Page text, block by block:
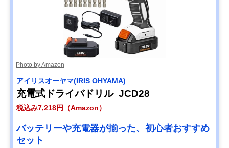
Photo by Amazon
アイリスオーヤマ(IRIS OHYAMA)
充電式ドライバドリル JCD28
税込み7,218円（Amazon）
バッテリーや充電器が揃った、初心者おすすめ
セット